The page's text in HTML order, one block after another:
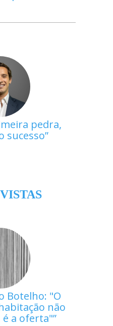
pedra,
sucesso
Botelho: "O
não
é a oferta"